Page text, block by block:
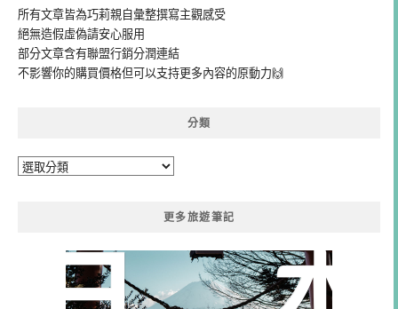
所有文章皆為巧莉親自彙整撰寫主觀感受
絕無造假虛偽請安心服用
部分文章含有聯盟行銷分潤連結
不影響你的購買價格但可以支持更多內容的原動力🙌
分類
分
更多旅遊筆記